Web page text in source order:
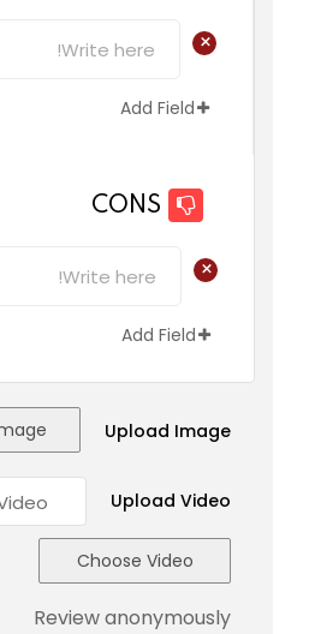
+
Add Field
CONS
+
Add Field
Upload Image
Upload Video
Choose Video
Review anonymously